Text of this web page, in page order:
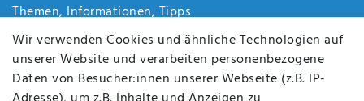
Themen, Informationen, Tipps
Jobs
Über uns
Kontakt
Datenschutz
Wir verwenden Cookies und ähnliche Technologien auf
unserer Website und verarbeiten personenbezogene
Daten von Besucher:innen unserer Webseite (z.B. IP-